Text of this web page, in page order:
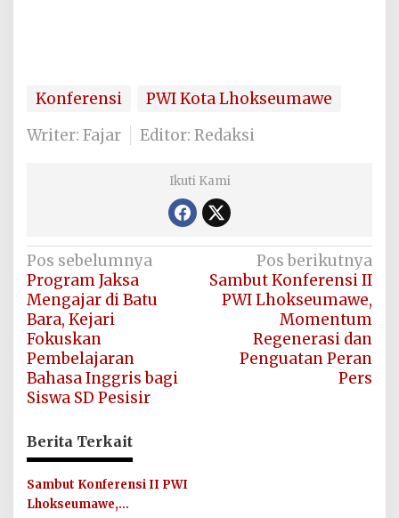
Konferensi
PWI Kota Lhokseumawe
Writer: Fajar
Editor: Redaksi
Ikuti Kami
Navigasi
pos
Pos sebelumnya
Program Jaksa
Mengajar di Batu
Bara, Kejari
Fokuskan
Pembelajaran
Bahasa Inggris bagi
Siswa SD Pesisir
Pos berikutnya
Sambut Konferensi II
PWI Lhokseumawe,
Momentum
Regenerasi dan
Penguatan Peran
Pers
Berita Terkait
Sambut Konferensi II PWI
Lhokseumawe,